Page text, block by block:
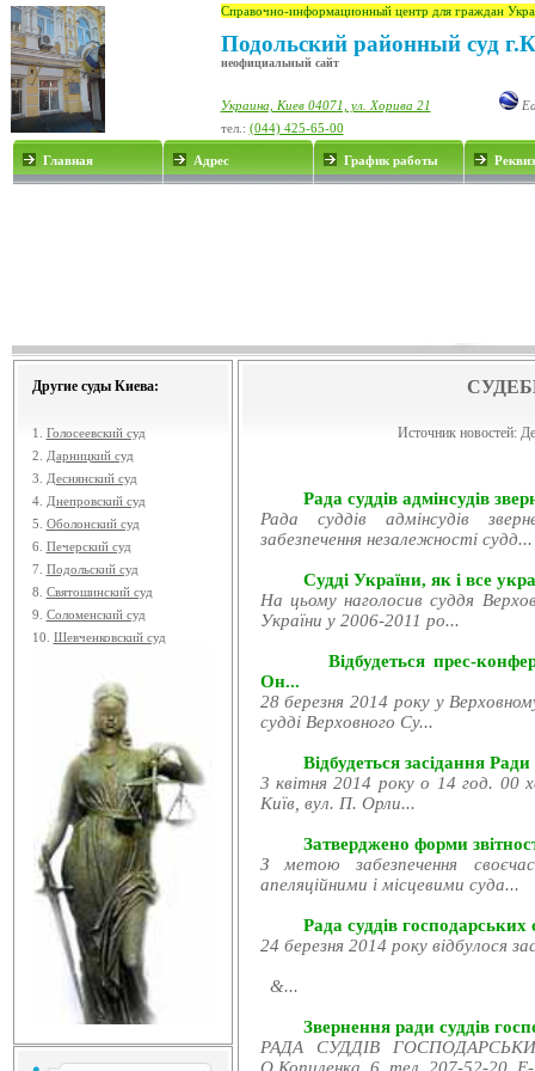
Справочно-информационный центр для граждан
Подольский районный суд
неофициальный сайт
Украина, Киев 04071, ул. Хорива 21
тел.: (044) 425-65-00
Главная Адрес График работы
Другие суды Киева:
1. Голосеевский суд
2.
Дарницкий суд
3.
Деснянский суд
4. Днепровский суд
5. Оболонский суд
6. Печерский суд
7. Подольский суд
8. Святошинский суд
9. Соломенский суд
10. Шевченковский суд
Источник новостей:
Рада суддів адмінсудів
Рада суддів адмінсудів
забезпечення незалежності судд...
Судді України, як і все
На цьому наголосив суддя
України у 2006-2011 ро...
Відбудеться прес-
Он...
28 березня 2014 року у
судді Верховного Су...
Відбудеться засідання
3 квітня 2014 року о 14 год. 00
Київ, вул. П. Орли...
Затверджено форми
З метою забезпечення
апеляційними і місцевими суда...
Рада суддів господарських
24 березня 2014 року відбулося
&...
Звернення ради суддів
РАДА СУДДІВ